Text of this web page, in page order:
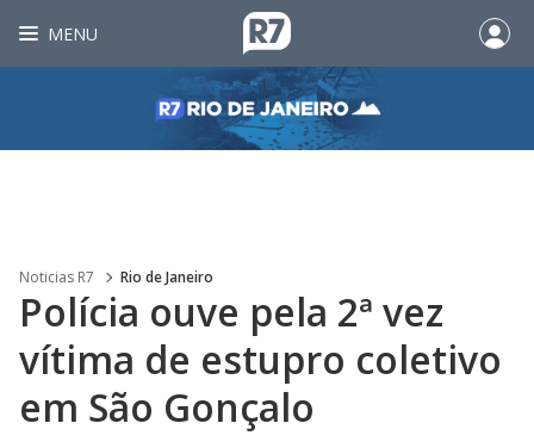
MENU
Noticias R7 Rio de Janeiro
Polícia ouve pela 2ª vez
vítima de estupro coletivo
em São Gonçalo